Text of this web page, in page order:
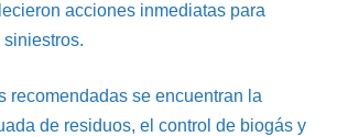
acciones inmediatas para
recomendadas se encuentran la
de residuos, el control de biogás y